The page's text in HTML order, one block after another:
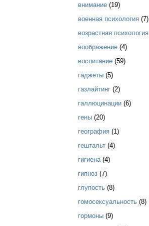
внимание (19)
военная психология (7)
возрастная психология
воображение (4)
воспитание (59)
гаджеты (5)
газлайтинг (2)
галлюцинации (6)
гены (20)
география (1)
гештальт (4)
гигиена (4)
гипноз (7)
глупость (8)
гомосексуальность (8)
гормоны (9)